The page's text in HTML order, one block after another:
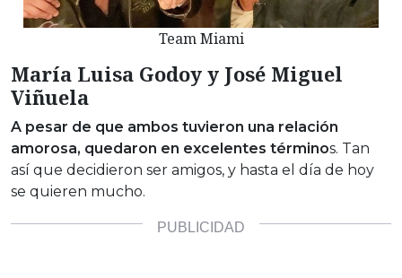
Team Miami
María Luisa Godoy y José Miguel
Viñuela
A pesar de que ambos tuvieron una relación
amorosa, quedaron en excelentes términos. Tan
así que decidieron ser amigos, y hasta el día de hoy
se quieren mucho.